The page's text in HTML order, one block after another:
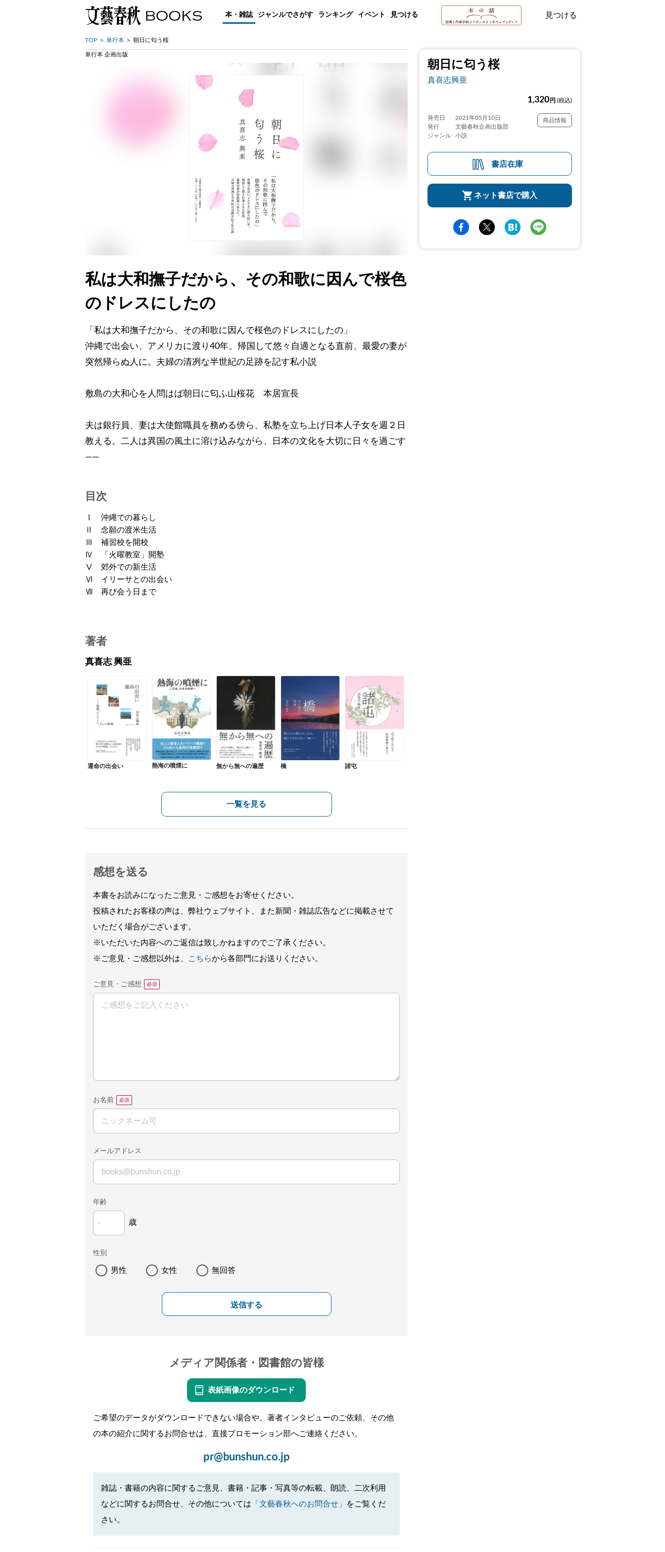
本・雑誌 ジャンルでさがす ランキング イベント 見つける 見つける
TOP 単行本 朝日に匂う桜
朝日に匂う桜
真喜志興亜
1,320 円 (税込)
発売日
2021年05月10日
発行
文藝春秋企画出版部
ジャンル
小説
商品情報
書店在庫
ネット書店で購入
単行本 企画出版
私は大和撫子だから、その和歌に因んで桜色
のドレスにしたの
「私は大和撫子だから、その和歌に因んで桜色のドレスにしたの」
沖縄で出会い、アメリカに渡り40年。帰国して悠々自適となる直前、最愛の妻が
突然帰らぬ人に。夫婦の清冽な半世紀の足跡を記す私小説
敷島の大和心を人問はば朝日に匂ふ山桜花 本居宣長
夫は銀行員、妻は大使館職員を務める傍ら、私塾を立ち上げ日本人子女を週２日
教える。二人は異国の風土に溶け込みながら、日本の文化を大切に日々を過ごす
――
目次
Ⅰ 沖縄での暮らし
Ⅱ 念願の渡米生活
Ⅲ 補習校を開校
Ⅳ 「火曜教室」開塾
Ⅴ 郊外での新生活
Ⅵ イリーサとの出会い
Ⅶ 再び会う日まで
著者
真喜志 興亜
運命の出会い 熱海の噴煙に 無から無への遍歴 橋 諸屯
一覧を見る
感想を送る
本書をお読みになったご意見・ご感想をお寄せください。
投稿されたお客様の声は、弊社ウェブサイト、また新聞・雑誌広告などに掲載させて
いただく場合がございます。
※いただいた内容へのご返信は致しかねますのでご了承ください。
※ご意見・ご感想以外は、
こちらから各部門にお送りください。
ご意見・ご感想
お名前
メールアドレス
年齢
歳
性別
男性 女性 無回答
送信する
メディア関係者・図書館の皆様
表紙画像のダウンロード
ご希望のデータがダウンロードできない場合や、著者インタビューのご依頼、その他
の本の紹介に関するお問合せは、直接プロモーション部へご連絡ください。
pr@bunshun.co.jp
雑誌・書籍の内容に関するご意見、書籍・記事・写真等の転載、朗読、二次利用
などに関するお問合せ、その他については 「文藝春秋へのお問合せ」
をご覧くだ
さい。